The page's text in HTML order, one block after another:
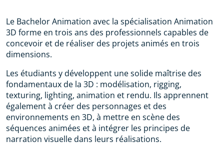
Le Bachelor Animation avec la spécialisation Animation
3D forme en trois ans des professionnels capables de
concevoir et de réaliser des projets animés en trois
dimensions.
Les étudiants y développent une solide maîtrise des
fondamentaux de la 3D : modélisation, rigging,
texturing, lighting, animation et rendu. Ils apprennent
également à créer des personnages et des
environnements en 3D, à mettre en scène des
séquences animées et à intégrer les principes de
narration visuelle dans leurs réalisations.